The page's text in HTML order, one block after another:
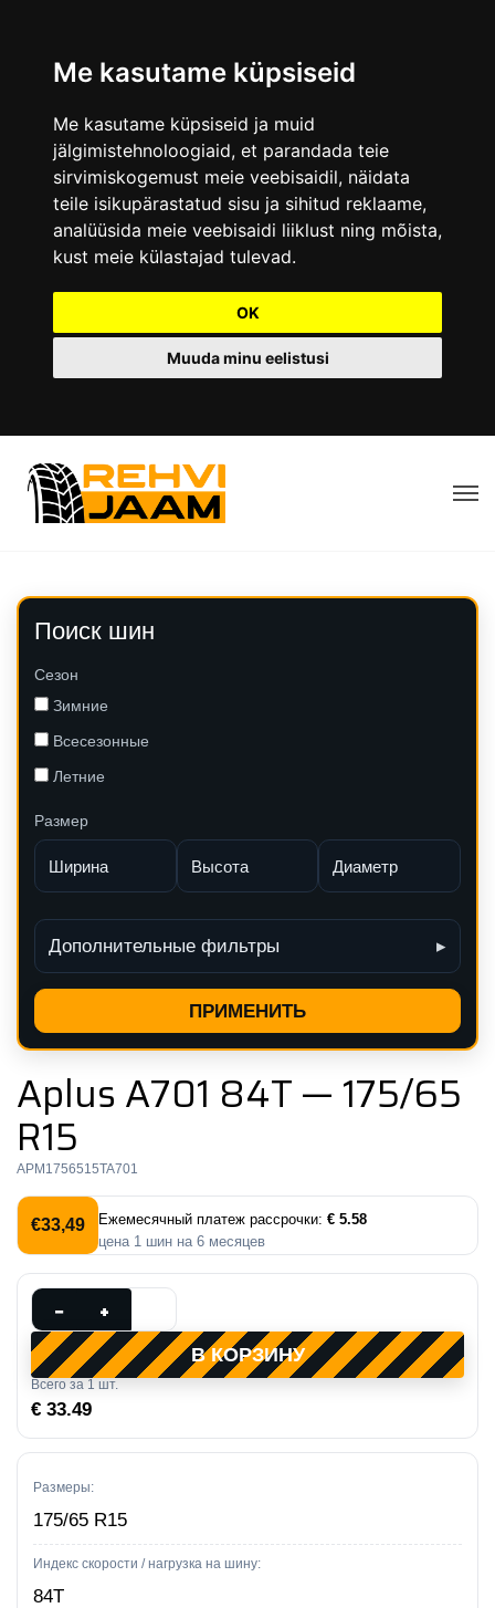
Me kasutame küpsiseid
Me kasutame küpsiseid ja muid
jälgimistehnoloogiaid, et parandada teie
sirvimiskogemust meie veebisaidil, näidata
teile isikupärastatud sisu ja sihitud reklaame,
analüüsida meie veebisaidi liiklust ning mõista,
kust meie külastajad tulevad.
OK
Muuda minu eelistusi
Поиск шин
Сезон
Зимние
Всесезонные
Летние
Размер
Дополнительные фильтры
ПРИМЕНИТЬ
Aplus A701 84T — 175/65
R15
APM1756515TA701
€33,49 Ежемесячный платеж рассрочки: € 5.58
цена 1 шин на 6 месяцев
Всего за 1 шт.
€ 33.49
− +
Количество
товара
Aplus
—
В КОРЗИНУ
Размеры:
175/65 R15
Индекс скорости / нагрузка на шину:
84T